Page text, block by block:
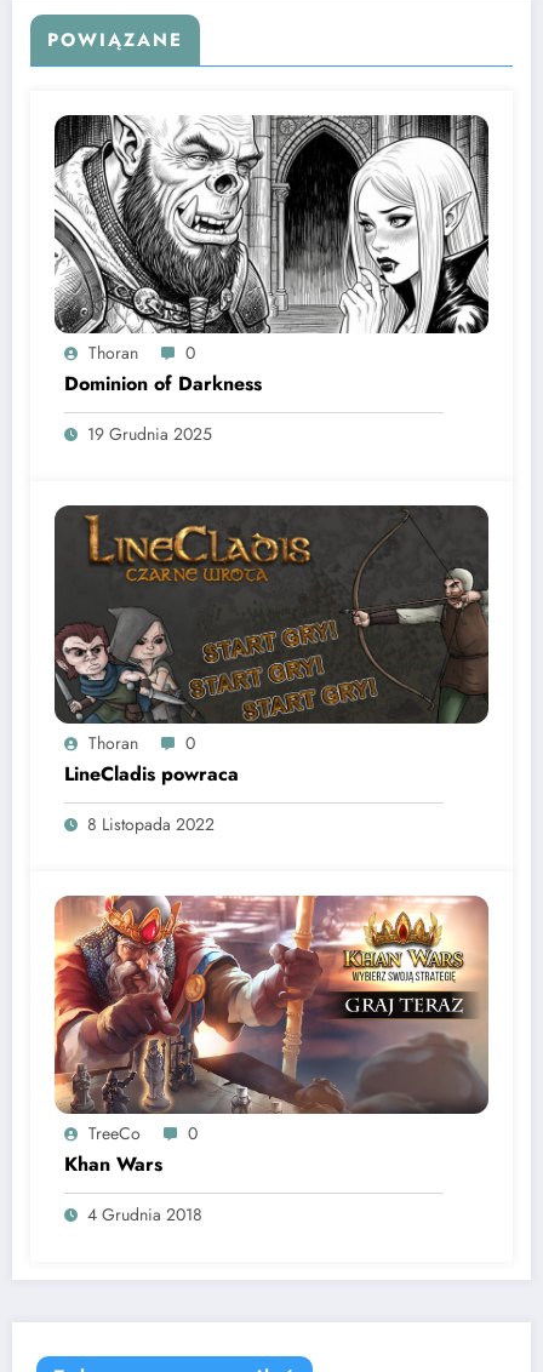
POWIĄZANE
Thoran 0
Dominion of Darkness
19 Grudnia 2025
Thoran 0
LineCladis powraca
8 Listopada 2022
TreeCo 0
Khan Wars
4 Grudnia 2018